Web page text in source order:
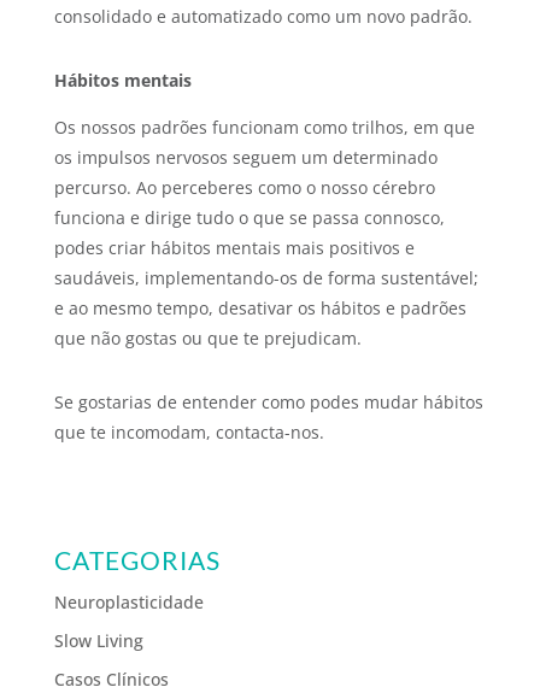
consolidado e automatizado como um novo padrão.
Hábitos mentais
Os nossos padrões funcionam como trilhos, em que
os impulsos nervosos seguem um determinado
percurso. Ao perceberes como o nosso cérebro
funciona e dirige tudo o que se passa connosco,
podes criar hábitos mentais mais positivos e
saudáveis, implementando-os de forma sustentável;
e ao mesmo tempo, desativar os hábitos e padrões
que não gostas ou que te prejudicam.
Se gostarias de entender como podes mudar hábitos
que te incomodam, contacta-nos.
CATEGORIAS
Neuroplasticidade
Slow Living
Casos Clínicos